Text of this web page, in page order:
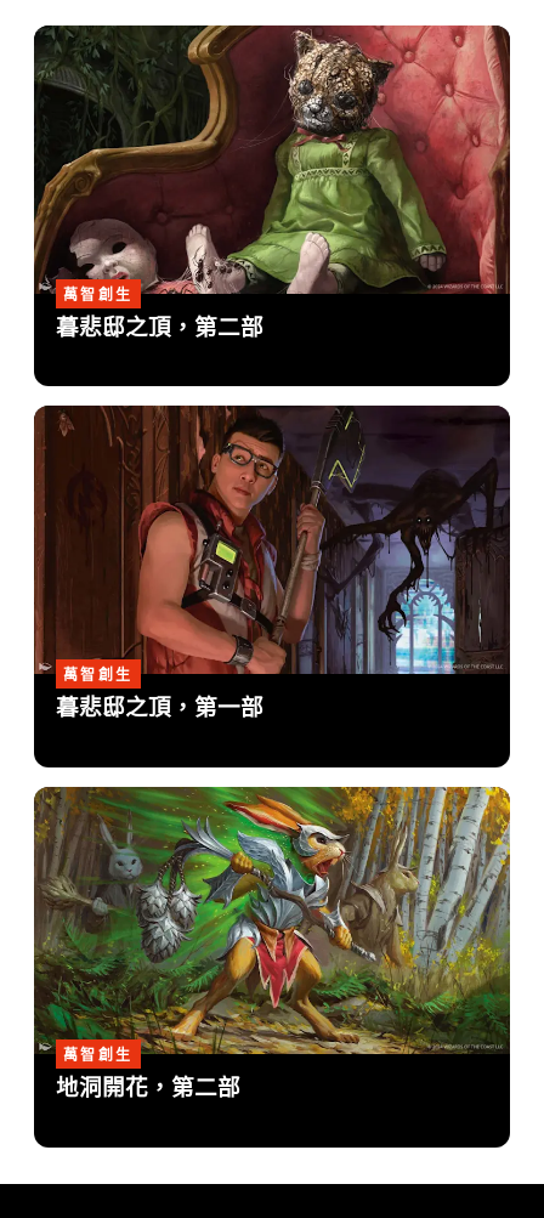
萬智創生
暮悲邸之頂，第二部
萬智創生
暮悲邸之頂，第一部
萬智創生
地洞開花，第二部